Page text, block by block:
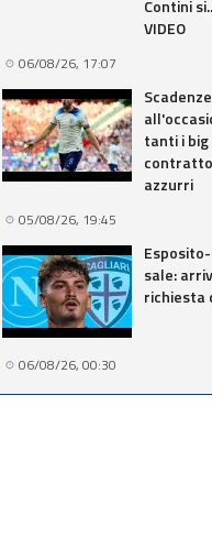
Contini
VIDEO
06/08/26, 17:07
tanti i
azzurri
05/08/26, 19:45
sale:
richiesta
06/08/26, 00:30